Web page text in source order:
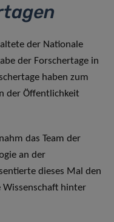
der Nationale
der Forschertage in
haben zum
der Öffentlichkeit
das Team der
an der
dieses Mal den
hinter